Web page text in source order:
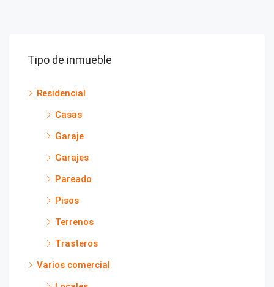
Tipo de inmueble
Residencial
Casas
Garaje
Garajes
Pareado
Pisos
Terrenos
Trasteros
Varios comercial